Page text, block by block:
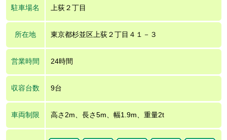
駐車場名 上荻２丁目
所在地 東京都杉並区上荻２丁目４１－３
営業時間 24時間
収容台数 9台
車両制限 高さ2m、長さ5m、幅1.9m、重量2t